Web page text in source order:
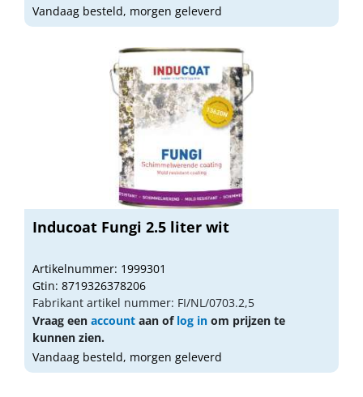
Vandaag besteld, morgen geleverd
Inducoat Fungi 2.5 liter wit
Artikelnummer: 1999301
Gtin: 8719326378206
Fabrikant artikel nummer: FI/NL/0703.2,5
Vraag een account aan of log in om prijzen te
kunnen zien.
Vandaag besteld, morgen geleverd